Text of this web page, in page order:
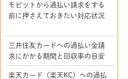
モビットから過払い請求をする
前に押さえておきたい対応状況
三井住友カードへの過払い金請
求にかかる期間と回収率の目安
楽天カード（楽天KC）への過払